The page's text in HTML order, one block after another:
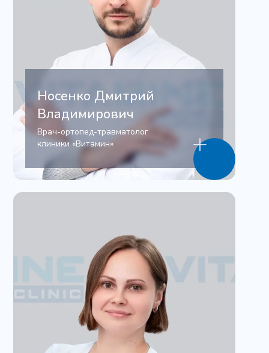
Носенко Дмитрий
Владимирович
Врач-ортопед-травматолог
клиники «Витамин»